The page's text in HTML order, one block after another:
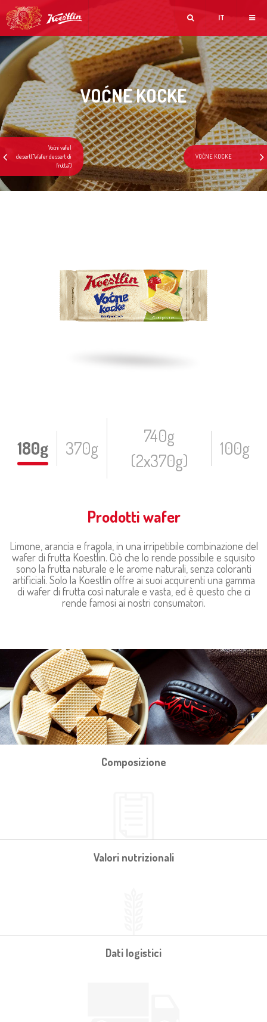
IT
VOĆNE KOCKE
180g 370g
740g
(2x370g)
100g
Prodotti wafer
Limone, arancia e fragola, in una irripetibile combinazione del
wafer di frutta Koestlin. Ciò che lo rende possibile e squisito
sono la frutta naturale e le arome naturali, senza coloranti
artificiali. Solo la Koestlin offre ai suoi acquirenti una gamma
di wafer di frutta così naturale e vasta, ed è questo che ci
rende famosi ai nostri consumatori.
Composizione
Valori nutrizionali
Dati logistici